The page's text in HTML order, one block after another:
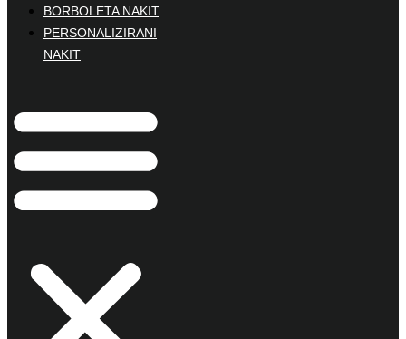
BORBOLETA NAKIT
PERSONALIZIRANI
NAKIT